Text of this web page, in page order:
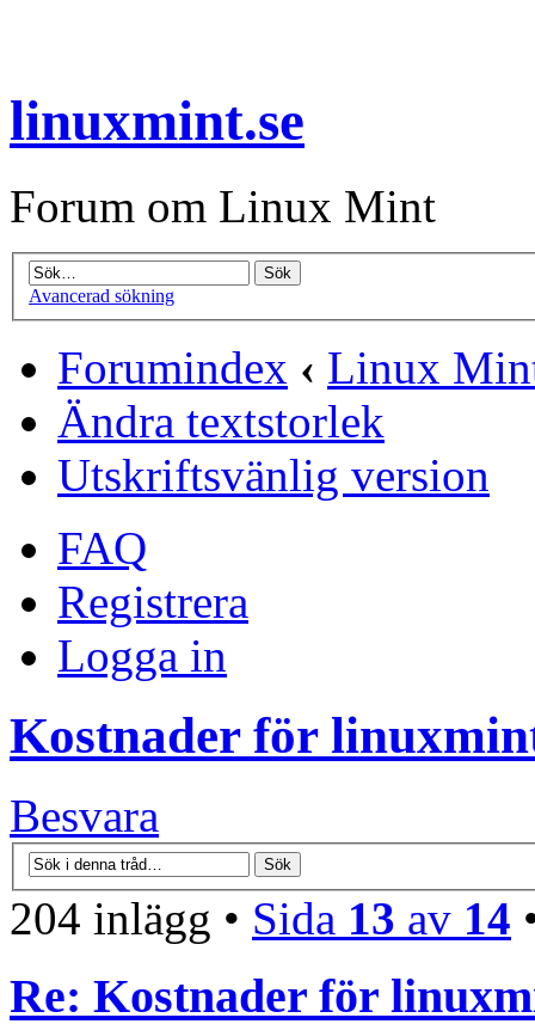
linuxmint.se
Forum om Linux Mint
Avancerad sökning
Forumindex ‹ Linux
Ändra textstorlek
Utskriftsvänlig version
FAQ
Registrera
Logga in
Kostnader för
Besvara
204 inlägg • Sida 13 av 14
Re: Kostnader för